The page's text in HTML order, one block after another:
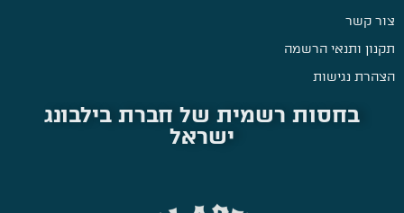
צור קשר
תקנון ותנאי הרשמה
הצהרת נגישות
בחסות רשמית של חברת בילבונג
ישראל